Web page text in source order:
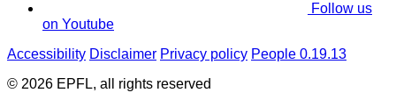
Follow us
on Youtube
Accessibility Disclaimer Privacy policy People 0.19.13
© 2026 EPFL, all rights reserved